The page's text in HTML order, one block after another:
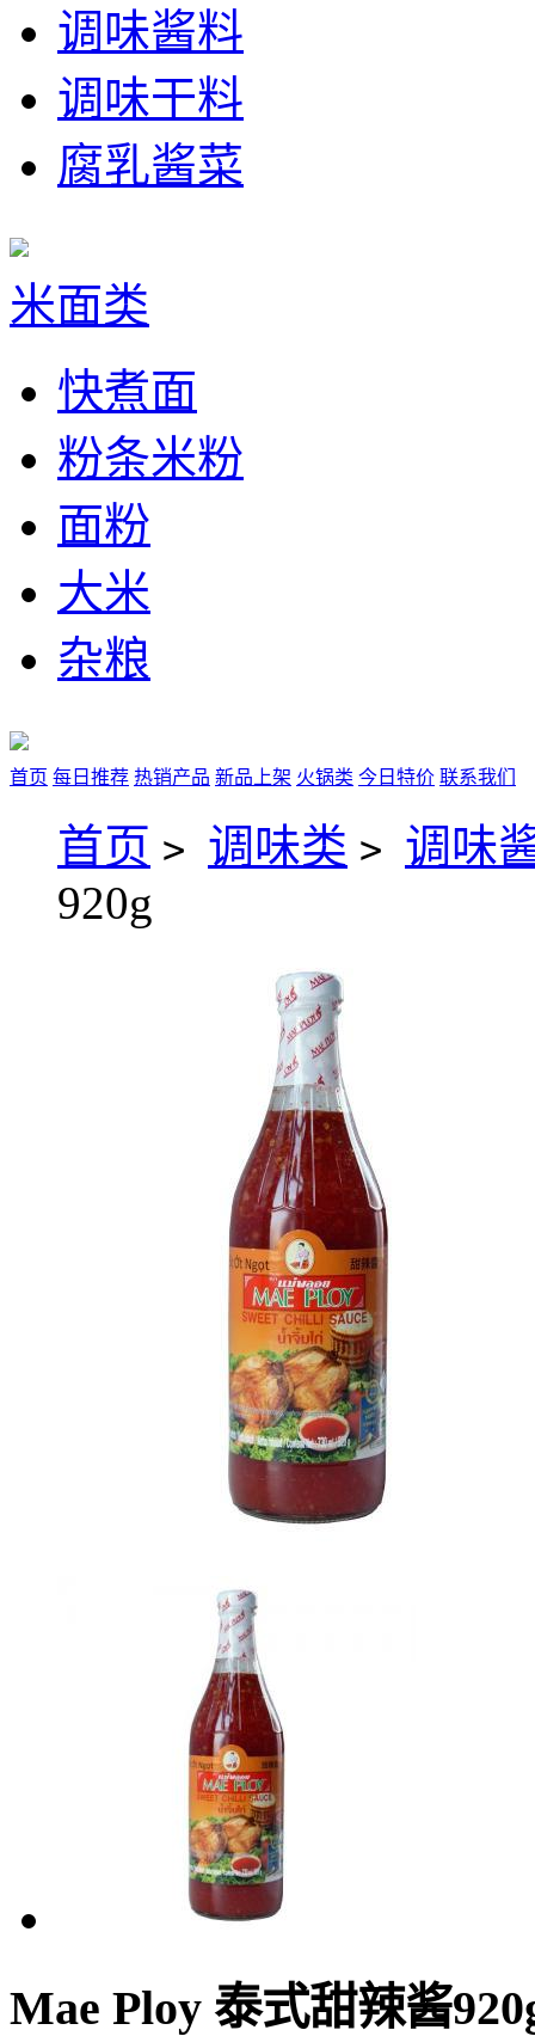
调味酱料
调味干料
腐乳酱菜
米面类
快煮面
粉条米粉
面粉
大米
杂粮
首页 每日推荐 热销产品 新品上架 火锅类 今日特价 联系我们
首页 > 调味类 > 调味
920g
Mae Ploy 泰式甜辣酱